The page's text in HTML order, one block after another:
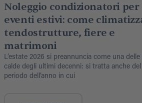
Noleggio condizionatori per
eventi estivi: come
tendostrutture, fiere e
matrimoni
L’estate 2026 si preannuncia come una delle
calde degli ultimi decenni: si tratta anche del
periodo dell’anno in cui